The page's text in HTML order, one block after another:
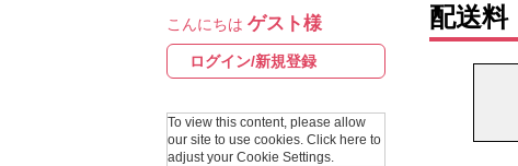
アイドルマスター シャイニーカラーズ
学園アイドルマスター
プロジェクトアイマス ヴイアライヴ
テイルズ オブ シリーズ
ナムコク
スサノ
ガンダム
こんにちは ゲスト様
ログイン/新規登録
To view this content, please allow
our site to use cookies. Click here to
adjust your Cookie Settings.
配送料